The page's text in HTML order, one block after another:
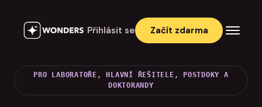
Přihlásit se Začít zdarma
PRO LABORATOŘE, HLAVNÍ ŘEŠITELE, POSTDOKY A
DOKTORANDY